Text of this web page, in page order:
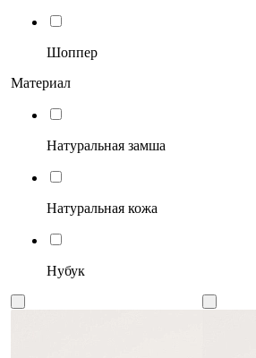
Шоппер
Материал
Натуральная замша
Натуральная кожа
Нубук